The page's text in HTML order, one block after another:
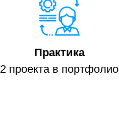
Практика
2 проекта в портфолио